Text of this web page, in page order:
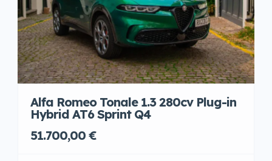
Alfa Romeo Tonale 1.3 280cv Plug-in
Hybrid AT6 Sprint Q4
51.700,00 €